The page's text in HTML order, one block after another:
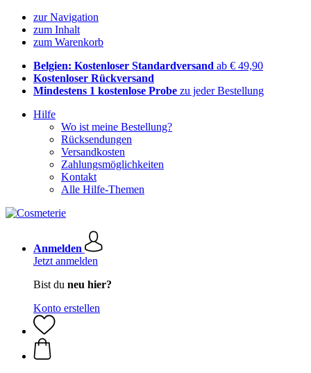
zur Navigation
zum Inhalt
zum Warenkorb
Belgien: Kostenloser Standardversand ab € 49,90
Kostenloser Rückversand
Mindestens 1 kostenlose Probe zu jeder Bestellung
Hilfe
Wo ist meine Bestellung?
Rücksendungen
Versandkosten
Zahlungsmöglichkeiten
Kontakt
Alle Hilfe-Themen
Anmelden
Jetzt anmelden
Bist du neu hier?
Konto erstellen